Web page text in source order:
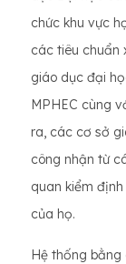
chức khu vực
các tiêu chuẩn
giáo dục đại
MPHEC cùng
ra, các cơ sở
công nhận từ
quan kiểm
của họ.
Hệ thống